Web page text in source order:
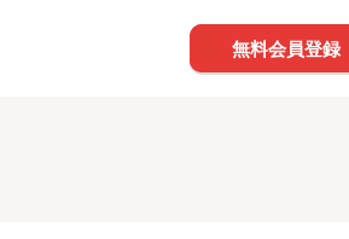
無料会員登録